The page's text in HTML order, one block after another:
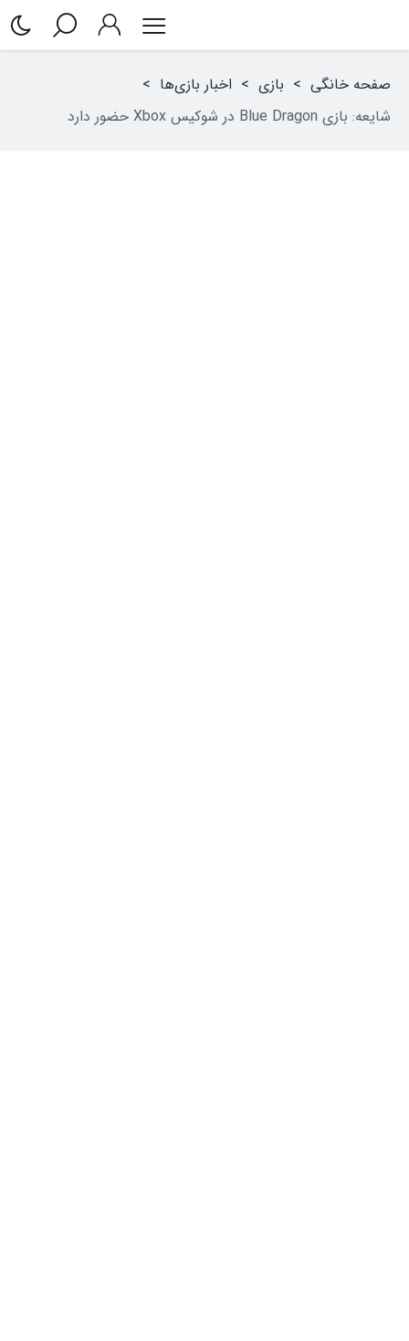
صفحه خانگی > بازی > اخبار بازی‌ها >
شایعه: بازی Blue Dragon در شوکیس Xbox حضور دارد